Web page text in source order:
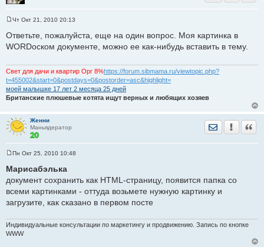
о
б
н
и
е
Чт Окт 21, 2010 20:13
Ответьте, пожалуйста, еще на один вопрос. Моя картинка в
WORDоском документе, можно ее как-нибудь вставить в тему.
Свет для дачи и квартир Орг 8%https://forum.sibmama.ru/viewtopic.php?
t=455002&start=0&postdays=0&postorder=asc&highlight=
моей малышке 17 лет 2 месяца 25 дней
Британские плюшевые котята ищут верных и любящих хозяев
Женни
Маньядератор
Отправить
о
б
е
н
Пн Окт 25, 2010 10:48
Марисабэлька
документ сохранить как HTML-страницу, появится папка со
всеми картинками - оттуда возьмете нужную картинку и
загрузите, как сказано в первом посте
Индивидуальные консультации по маркетингу и продвижению. Запись по кнопке
WWW